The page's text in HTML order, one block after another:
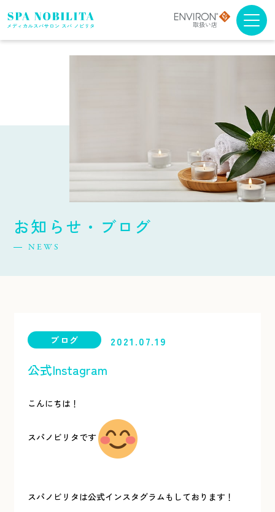
メニュー・料金
スパノビリタについて
取扱商品について
お知らせ・ブログ
NEWS
ブログ 2021.07.19
公式Instagram
こんにちは！
スパノビリタです
スパノビリタは公式インスタグラムもしております！